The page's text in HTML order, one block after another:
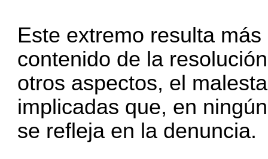
Este extremo resulta
contenido de la
otros aspectos, el
implicadas que, en
se refleja en la denuncia.